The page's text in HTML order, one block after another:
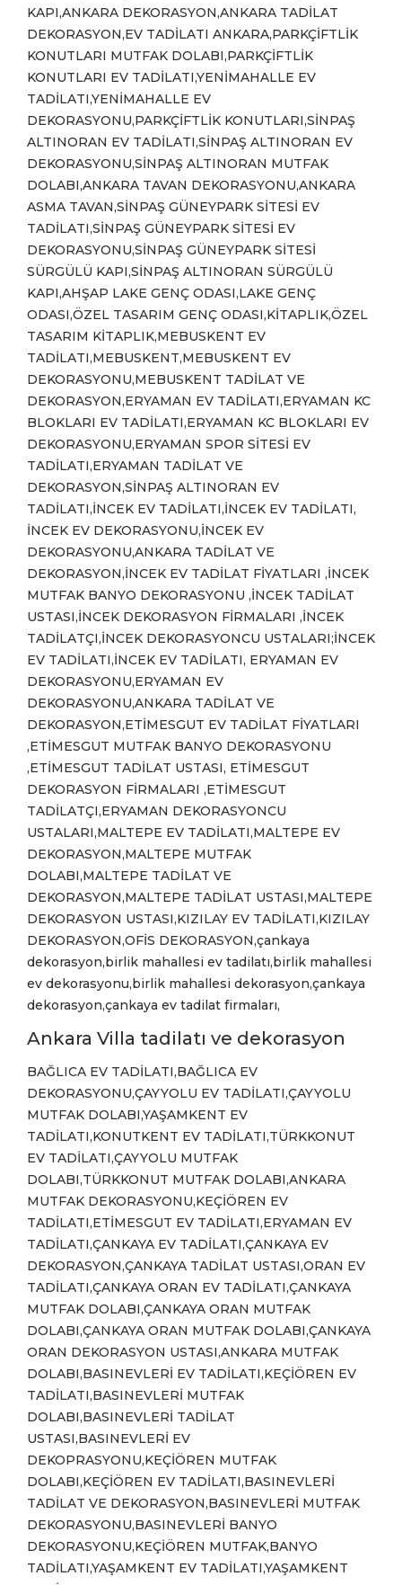
KAPI,ANKARA DEKORASYON,ANKARA TADİLAT
DEKORASYON,EV TADİLATI ANKARA,PARKÇİFTLİK
KONUTLARI MUTFAK DOLABI,PARKÇİFTLİK
KONUTLARI EV TADİLATI,YENİMAHALLE EV
TADİLATI,YENİMAHALLE EV
DEKORASYONU,PARKÇİFTLİK KONUTLARI,SİNPAŞ
ALTINORAN EV TADİLATI,SİNPAŞ ALTINORAN EV
DEKORASYONU,SİNPAŞ ALTINORAN MUTFAK
DOLABI,ANKARA TAVAN DEKORASYONU,ANKARA
ASMA TAVAN,SİNPAŞ GÜNEYPARK SİTESİ EV
TADİLATI,SİNPAŞ GÜNEYPARK SİTESİ EV
DEKORASYONU,SİNPAŞ GÜNEYPARK SİTESİ
SÜRGÜLÜ KAPI,SİNPAŞ ALTINORAN SÜRGÜLÜ
KAPI,AHŞAP LAKE GENÇ ODASI,LAKE GENÇ
ODASI,ÖZEL TASARIM GENÇ ODASI,KİTAPLIK,ÖZEL
TASARIM KİTAPLIK,MEBUSKENT EV
TADİLATI,MEBUSKENT,MEBUSKENT EV
DEKORASYONU,MEBUSKENT TADİLAT VE
DEKORASYON,ERYAMAN EV TADİLATI,ERYAMAN KC
BLOKLARI EV TADİLATI,ERYAMAN KC BLOKLARI EV
DEKORASYONU,ERYAMAN SPOR SİTESİ EV
TADİLATI,ERYAMAN TADİLAT VE
DEKORASYON,SİNPAŞ ALTINORAN EV
TADİLATI,İNCEK EV TADİLATI,İNCEK EV TADİLATI,
İNCEK EV DEKORASYONU,İNCEK EV
DEKORASYONU,ANKARA TADİLAT VE
DEKORASYON,İNCEK EV TADİLAT FİYATLARI ,İNCEK
MUTFAK BANYO DEKORASYONU ,İNCEK TADİLAT
USTASI,İNCEK DEKORASYON FİRMALARI ,İNCEK
TADİLATÇI,İNCEK DEKORASYONCU USTALARI;İNCEK
EV TADİLATI,İNCEK EV TADİLATI, ERYAMAN EV
DEKORASYONU,ERYAMAN EV
DEKORASYONU,ANKARA TADİLAT VE
DEKORASYON,ETİMESGUT EV TADİLAT FİYATLARI
,ETİMESGUT MUTFAK BANYO DEKORASYONU
,ETİMESGUT TADİLAT USTASI, ETİMESGUT
DEKORASYON FİRMALARI ,ETİMESGUT
TADİLATÇI,ERYAMAN DEKORASYONCU
USTALARI,MALTEPE EV TADİLATI,MALTEPE EV
DEKORASYON,MALTEPE MUTFAK
DOLABI,MALTEPE TADİLAT VE
DEKORASYON,MALTEPE TADİLAT USTASI,MALTEPE
DEKORASYON USTASI,KIZILAY EV TADİLATI,KIZILAY
DEKORASYON,OFİS DEKORASYON,çankaya
dekorasyon,birlik mahallesi ev tadilatı,birlik mahallesi
ev dekorasyonu,birlik mahallesi dekorasyon,çankaya
dekorasyon,çankaya ev tadilat firmaları,
Ankara Villa tadilatı ve dekorasyon
BAĞLICA EV TADİLATI,BAĞLICA EV
DEKORASYONU,ÇAYYOLU EV TADİLATI,ÇAYYOLU
MUTFAK DOLABI,YAŞAMKENT EV
TADİLATI,KONUTKENT EV TADİLATI,TÜRKKONUT
EV TADİLATI,ÇAYYOLU MUTFAK
DOLABI,TÜRKKONUT MUTFAK DOLABI,ANKARA
MUTFAK DEKORASYONU,KEÇİÖREN EV
TADİLATI,ETİMESGUT EV TADİLATI,ERYAMAN EV
TADİLATI,ÇANKAYA EV TADİLATI,ÇANKAYA EV
DEKORASYON,ÇANKAYA TADİLAT USTASI,ORAN EV
TADİLATI,ÇANKAYA ORAN EV TADİLATI,ÇANKAYA
MUTFAK DOLABI,ÇANKAYA ORAN MUTFAK
DOLABI,ÇANKAYA ORAN MUTFAK DOLABI,ÇANKAYA
ORAN DEKORASYON USTASI,ANKARA MUTFAK
DOLABI,BASINEVLERİ EV TADİLATI,KEÇİÖREN EV
TADİLATI,BASINEVLERİ MUTFAK
DOLABI,BASINEVLERİ TADİLAT
USTASI,BASINEVLERİ EV
DEKOPRASYONU,KEÇİÖREN MUTFAK
DOLABI,KEÇİÖREN EV TADİLATI,BASINEVLERİ
TADİLAT VE DEKORASYON,BASINEVLERİ MUTFAK
DEKORASYONU,BASINEVLERİ BANYO
DEKORASYONU,KEÇİÖREN MUTFAK,BANYO
TADİLATI,YAŞAMKENT EV TADİLATI,YAŞAMKENT